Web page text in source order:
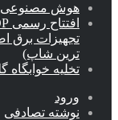
هوش مصنوعی
تجهیزات برق
ترین شاپ)
تخلیه خوابگاه گلستان ۴ دانشگاه
ورود
نوشته تصادفی